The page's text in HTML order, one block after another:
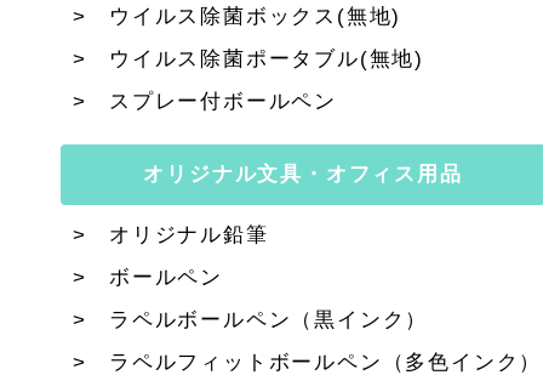
ウイルス除菌ボックス(無地)
ウイルス除菌ポータブル(無地)
スプレー付ボールペン
オリジナル文具・オフィス用品
オリジナル鉛筆
ボールペン
ラペルボールペン（黒インク）
ラペルフィットボールペン（多色インク）